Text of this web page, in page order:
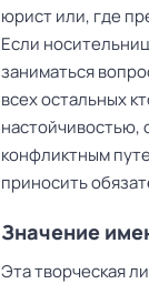
юрист или, где
Если
заниматься
всех остальных
настойчивостью,
конфликтным
приносить
Значение
Эта творческая